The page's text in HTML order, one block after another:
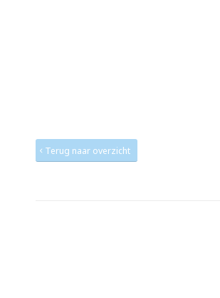
Terug naar overzicht